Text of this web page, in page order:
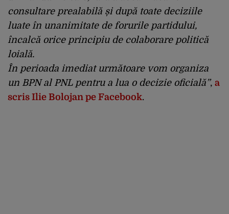
consultare prealabilă și după toate deciziile
luate în unanimitate de forurile partidului,
încalcă orice principiu de colaborare politică
loială.
În perioada imediat următoare vom organiza
un BPN al PNL pentru a lua o decizie oficială”, a
scris Ilie Bolojan pe Facebook.